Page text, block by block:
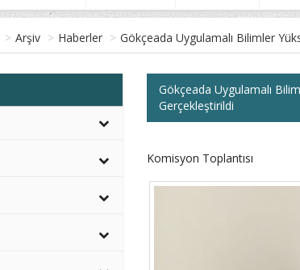
> Arşiv > Haberler > Gökçeada Uygulamalı Bilimler
Gökçeada Uygulamalı
Gerçekleştirildi
Komisyon Toplantısı